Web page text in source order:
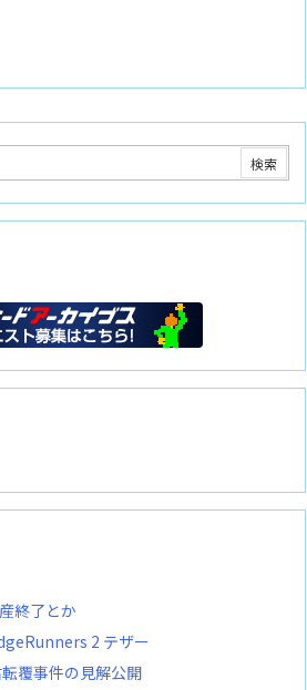
終了とか
2 テザー
覆事件の見解公開